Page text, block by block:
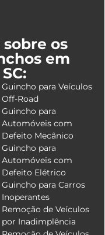
os
em
Guincho para Veículos
Off-Road
Guincho para
Automóveis com
Defeito Mecânico
Guincho para
Automóveis com
Defeito Elétrico
Guincho para Carros
Inoperantes
Remoção de Veículos
por Inadimplência